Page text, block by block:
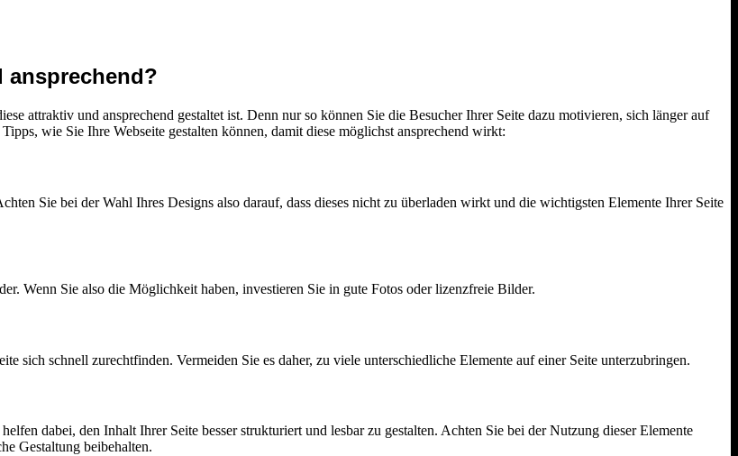
ansprechend?
attraktiv und ansprechend gestaltet ist. Denn nur so können Sie die Besucher Ihrer Seite dazu motivieren, sich länger auf
wie Sie Ihre Webseite gestalten können, damit diese möglichst ansprechend wirkt:
Sie bei der Wahl Ihres Designs also darauf, dass dieses nicht zu überladen wirkt und die wichtigsten Elemente Ihrer Seite
Wenn Sie also die Möglichkeit haben, investieren Sie in gute Fotos oder lizenzfreie Bilder.
sich schnell zurechtfinden. Vermeiden Sie es daher, zu viele unterschiedliche Elemente auf einer Seite unterzubringen.
dabei, den Inhalt Ihrer Seite besser strukturiert und lesbar zu gestalten. Achten Sie bei der Nutzung dieser Elemente
Gestaltung beibehalten.